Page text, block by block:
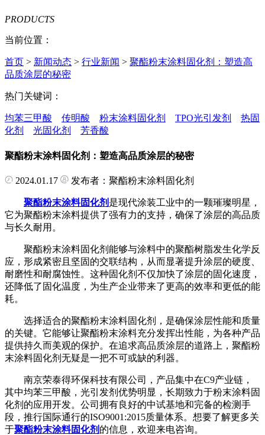
PRODUCTS
当前位置：
首页 > 新闻动态 > 行业新闻 > 聚酯粉末涂料固化剂：塑造高
品质涂层的秘密
热门关键词：
均苯三甲酸 传明酸 粉末涂料固化剂 TPO光引发剂
热固
化剂
光固化剂 芳香酸
聚酯粉末涂料固化剂：塑造高品质涂层的秘密
2024.01.17 发布者：聚酯粉末涂料固化剂
聚酯粉末涂料固化剂 是现代涂装工业中的一颗璀璨明星，
它为聚酯粉末涂料提供了强有力的支持，确保了涂层的高品质
与长久耐用。
聚酯粉末涂料固化剂能够与涂料中的聚酯树脂发生化学反
应，形成紧密且坚固的交联结构，从而显著提升涂层的硬度、
耐磨性和耐腐蚀性。这种固化剂不仅加快了涂层的固化速度，
还降低了固化温度，为生产企业带来了更高的效率和更低的能
耗。
选择适合的聚酯粉末涂料固化剂，是确保涂层性能和质量
的关键。它能够让聚酯粉末涂料充分发挥出性能，为各种产品
提供持久而美观的保护。在追求高品质涂层的道路上，聚酯粉
末涂料固化剂无疑是一把不可或缺的利器。
南京荣泰得环保科技有限公司，产品集中在C9产业链，
其中均苯三甲酸，光引发剂优势明显，长期致力于粉末涂料固
化剂的应用开发。公司拥有良好的中试基地和完备的检测手
段，推行国际通行的ISO9001:2015质量体系。想要了解更多关
于聚酯粉末涂料固化剂 的信息，欢迎来电咨询。